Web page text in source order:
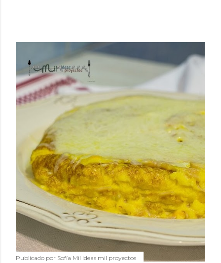
Publicado por Sofía Mil ideas mil proyectos